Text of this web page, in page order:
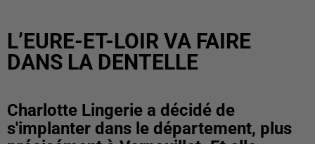
L’EURE-ET-LOIR VA FAIRE
DANS LA DENTELLE
Charlotte Lingerie a décidé de
s'implanter dans le département, plus